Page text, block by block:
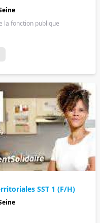
la fonction publique
SST 1 (F/H)